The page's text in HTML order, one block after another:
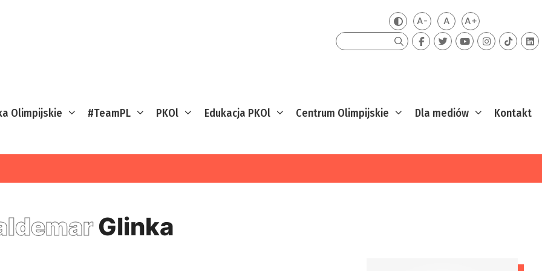
Zmień kontrast
A-Mniejsza czcionka
ADomyślna czcionka
A+Większa
Szukaj
Olimpijskie #TeamPL PKOl Edukacja PKOl Centrum Olimpijskie Dla mediów Kontakt
Glinka